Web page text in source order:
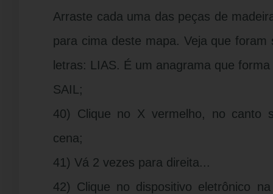
Arraste cada uma das peças de
para cima deste mapa. Veja que foram
letras: LIAS. É um anagrama que
SAIL;
40) Clique no X vermelho, no canto
cena;
41) Vá 2 vezes para direita...
42) Clique no dispositivo eletrônico